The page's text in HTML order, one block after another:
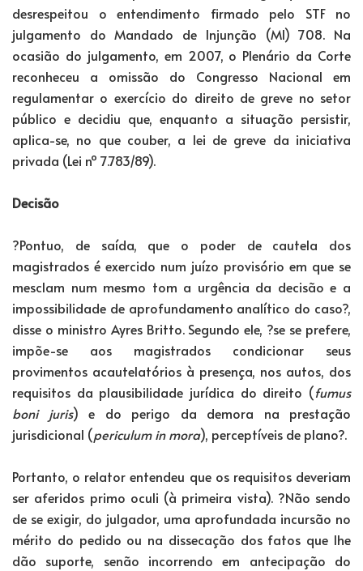
desrespeitou o entendimento firmado pelo STF no
julgamento do Mandado de Injunção (MI) 708. Na
ocasião do julgamento, em 2007, o Plenário da Corte
reconheceu a omissão do Congresso Nacional em
regulamentar o exercício do direito de greve no setor
público e decidiu que, enquanto a situação persistir,
aplica-se, no que couber, a lei de greve da iniciativa
privada (Lei nº 7.783/89).
Decisão
?Pontuo, de saída, que o poder de cautela dos
magistrados é exercido num juízo provisório em que se
mesclam num mesmo tom a urgência da decisão e a
impossibilidade de aprofundamento analítico do caso?,
disse o ministro Ayres Britto. Segundo ele, ?se se prefere,
impõe-se aos magistrados condicionar seus
provimentos acautelatórios à presença, nos autos, dos
requisitos da plausibilidade jurídica do direito (fumus
boni juris) e do perigo da demora na prestação
jurisdicional (periculum in mora), perceptíveis de plano?.
Portanto, o relator entendeu que os requisitos deveriam
ser aferidos primo oculi (à primeira vista). ?Não sendo
de se exigir, do julgador, uma aprofundada incursão no
mérito do pedido ou na dissecação dos fatos que lhe
dão suporte, senão incorrendo em antecipação do